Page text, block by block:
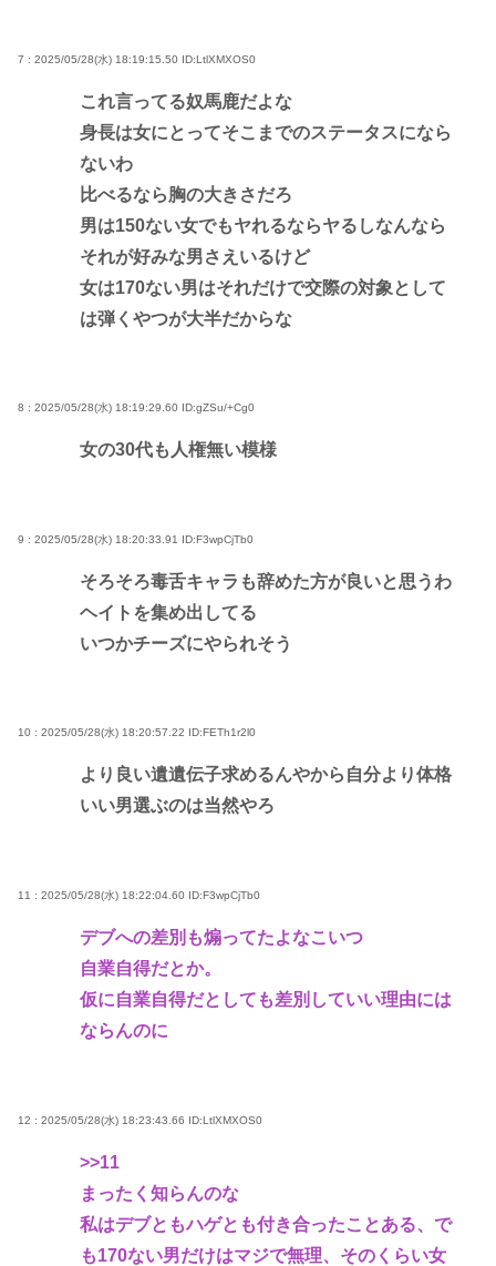
7 : 2025/05/28(水) 18:19:15.50 ID:LtlXMXOS0
これ言ってる奴馬鹿だよな
身長は女にとってそこまでのステータスになら
ないわ
比べるなら胸の大きさだろ
男は150ない女でもヤれるならヤるしなんなら
それが好みな男さえいるけど
女は170ない男はそれだけで交際の対象として
は弾くやつが大半だからな
8 : 2025/05/28(水) 18:19:29.60 ID:gZSu/+Cg0
女の30代も人権無い模様
9 : 2025/05/28(水) 18:20:33.91 ID:F3wpCjTb0
そろそろ毒舌キャラも辞めた方が良いと思うわ
ヘイトを集め出してる
いつかチーズにやられそう
10 : 2025/05/28(水) 18:20:57.22 ID:FETh1r2l0
より良い遺遺伝子求めるんやから自分より体格
いい男選ぶのは当然やろ
11 : 2025/05/28(水) 18:22:04.60 ID:F3wpCjTb0
デブへの差別も煽ってたよなこいつ
自業自得だとか。
仮に自業自得だとしても差別していい理由には
ならんのに
12 : 2025/05/28(水) 18:23:43.66 ID:LtlXMXOS0
>>11
まったく知らんのな
私はデブともハゲとも付き合ったことある、で
も170ない男だけはマジで無理、そのくらい女